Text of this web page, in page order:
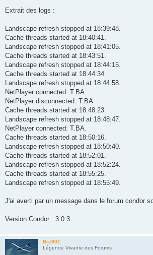
Extrait des logs :
Landscape refresh stopped at 18:39:48.
Cache threads started at 18:40:41.
Landscape refresh stopped at 18:41:05.
Cache threads started at 18:43:51.
Landscape refresh stopped at 18:44:15.
Cache threads started at 18:44:34.
Landscape refresh stopped at 18:44:58.
NetPlayer connected: T.BA.
NetPlayer disconnected: T.BA.
Cache threads started at 18:48:23.
Landscape refresh stopped at 18:48:47.
NetPlayer connected: T.BA.
Cache threads started at 18:50:16.
Landscape refresh stopped at 18:50:40.
Cache threads started at 18:52:01.
Landscape refresh stopped at 18:52:24.
Cache threads started at 18:55:25.
Landscape refresh stopped at 18:55:49.
J'ai averti par un message dans le forum condor
Version Condor : 3.0.3
Bre901
Légende Vivante des Forums